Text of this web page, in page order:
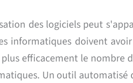
des logiciels peut
informatiques doivent
efficacement le nombre
Un outil